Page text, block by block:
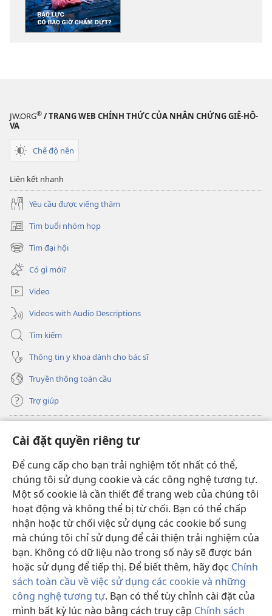
Cài đặt quyền riêng tư
Để cung cấp cho bạn trải nghiệm tốt nhất có thể,
chúng tôi sử dụng cookie và các công nghệ tương tự.
Một số cookie là cần thiết để trang web của chúng tôi
hoạt động và không thể bị từ chối. Bạn có thể chấp
nhận hoặc từ chối việc sử dụng các cookie bổ sung
mà chúng tôi chỉ sử dụng để cải thiện trải nghiệm của
bạn. Không có dữ liệu nào trong số này sẽ được bán
hoặc sử dụng để tiếp thị. Để biết thêm, hãy đọc Chính
sách toàn cầu về việc sử dụng các cookie và những
công nghệ tương tự. Bạn có thể tùy chỉnh cài đặt của
mình bất kỳ lúc nào bằng cách truy cập Chính sách
Tháng
JW.ORG® / TRANG WEB CHÍNH THỨC CỦA NHÂN CHỨNG GIÊ-HÔ-
VA
Chế độ nền
Liên kết nhanh
Yêu cầu được viếng thăm
Tìm buổi nhóm họp
(mở
cửa
sổ
mới)
Tìm đại hội
(mở
cửa
sổ
mới)
Có gì mới?
Video
Videos with Audio Descriptions
Tìm kiếm
Thông tin y khoa dành cho bác sĩ
Truyền thông toàn cầu
Trợ giúp
(mở
cửa
sổ
mới)
THƯ VIỆN TRỰC TUYẾN Tháp Canh
(mở
cửa
sổ
mới)
JW Hub ®
(mở
cửa
sổ
mới)
JW Library
Thư viện Tháp Canh
Copyright© 2026 Watch Tower Bible and Tract Society of Pennsylvania.